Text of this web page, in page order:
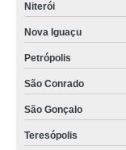
Niterói
Nova Iguaçu
Petrópolis
São Conrado
São Gonçalo
Teresópolis